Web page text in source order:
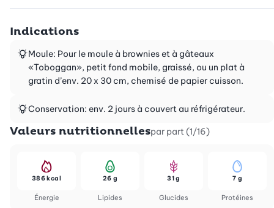
Indications
Moule: Pour le moule à brownies et à gâteaux
«Toboggan», petit fond mobile, graissé, ou un plat à
gratin d’env. 20 x 30 cm, chemisé de papier cuisson.
Conservation: env. 2 jours à couvert au réfrigérateur.
Valeurs nutritionnellespar part (1/16)
Énergie
386 kcal
Lipides
26 g
Glucides
31 g
Protéines
7 g